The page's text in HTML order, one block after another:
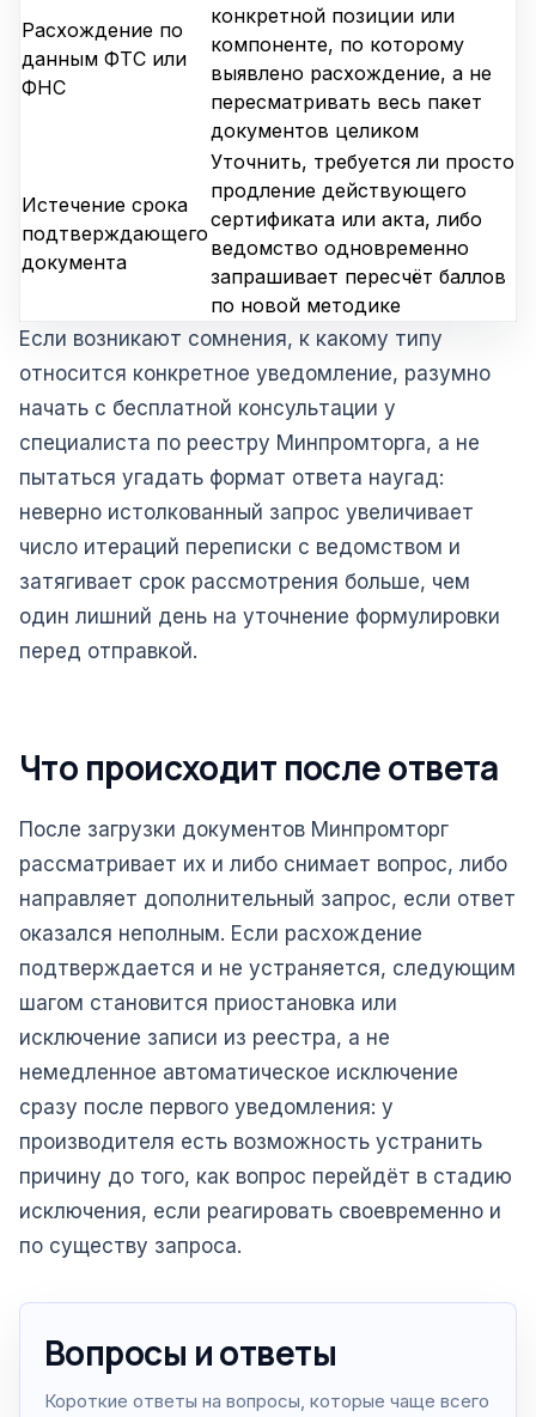
Расхождение по
данным ФТС или
ФНС
конкретной позиции или
компоненте, по которому
выявлено расхождение, а не
пересматривать весь пакет
документов целиком
Истечение срока
подтверждающего
документа
Уточнить, требуется ли просто
продление действующего
сертификата или акта, либо
ведомство одновременно
запрашивает пересчёт баллов
по новой методике
Если возникают сомнения, к какому типу
относится конкретное уведомление, разумно
начать с бесплатной консультации у
специалиста по реестру Минпромторга, а не
пытаться угадать формат ответа наугад:
неверно истолкованный запрос увеличивает
число итераций переписки с ведомством и
затягивает срок рассмотрения больше, чем
один лишний день на уточнение формулировки
перед отправкой.
Что происходит после ответа
После загрузки документов Минпромторг
рассматривает их и либо снимает вопрос, либо
направляет дополнительный запрос, если ответ
оказался неполным. Если расхождение
подтверждается и не устраняется, следующим
шагом становится приостановка или
исключение записи из реестра, а не
немедленное автоматическое исключение
сразу после первого уведомления: у
производителя есть возможность устранить
причину до того, как вопрос перейдёт в стадию
исключения, если реагировать своевременно и
по существу запроса.
Вопросы и ответы
Короткие ответы на вопросы, которые чаще всего